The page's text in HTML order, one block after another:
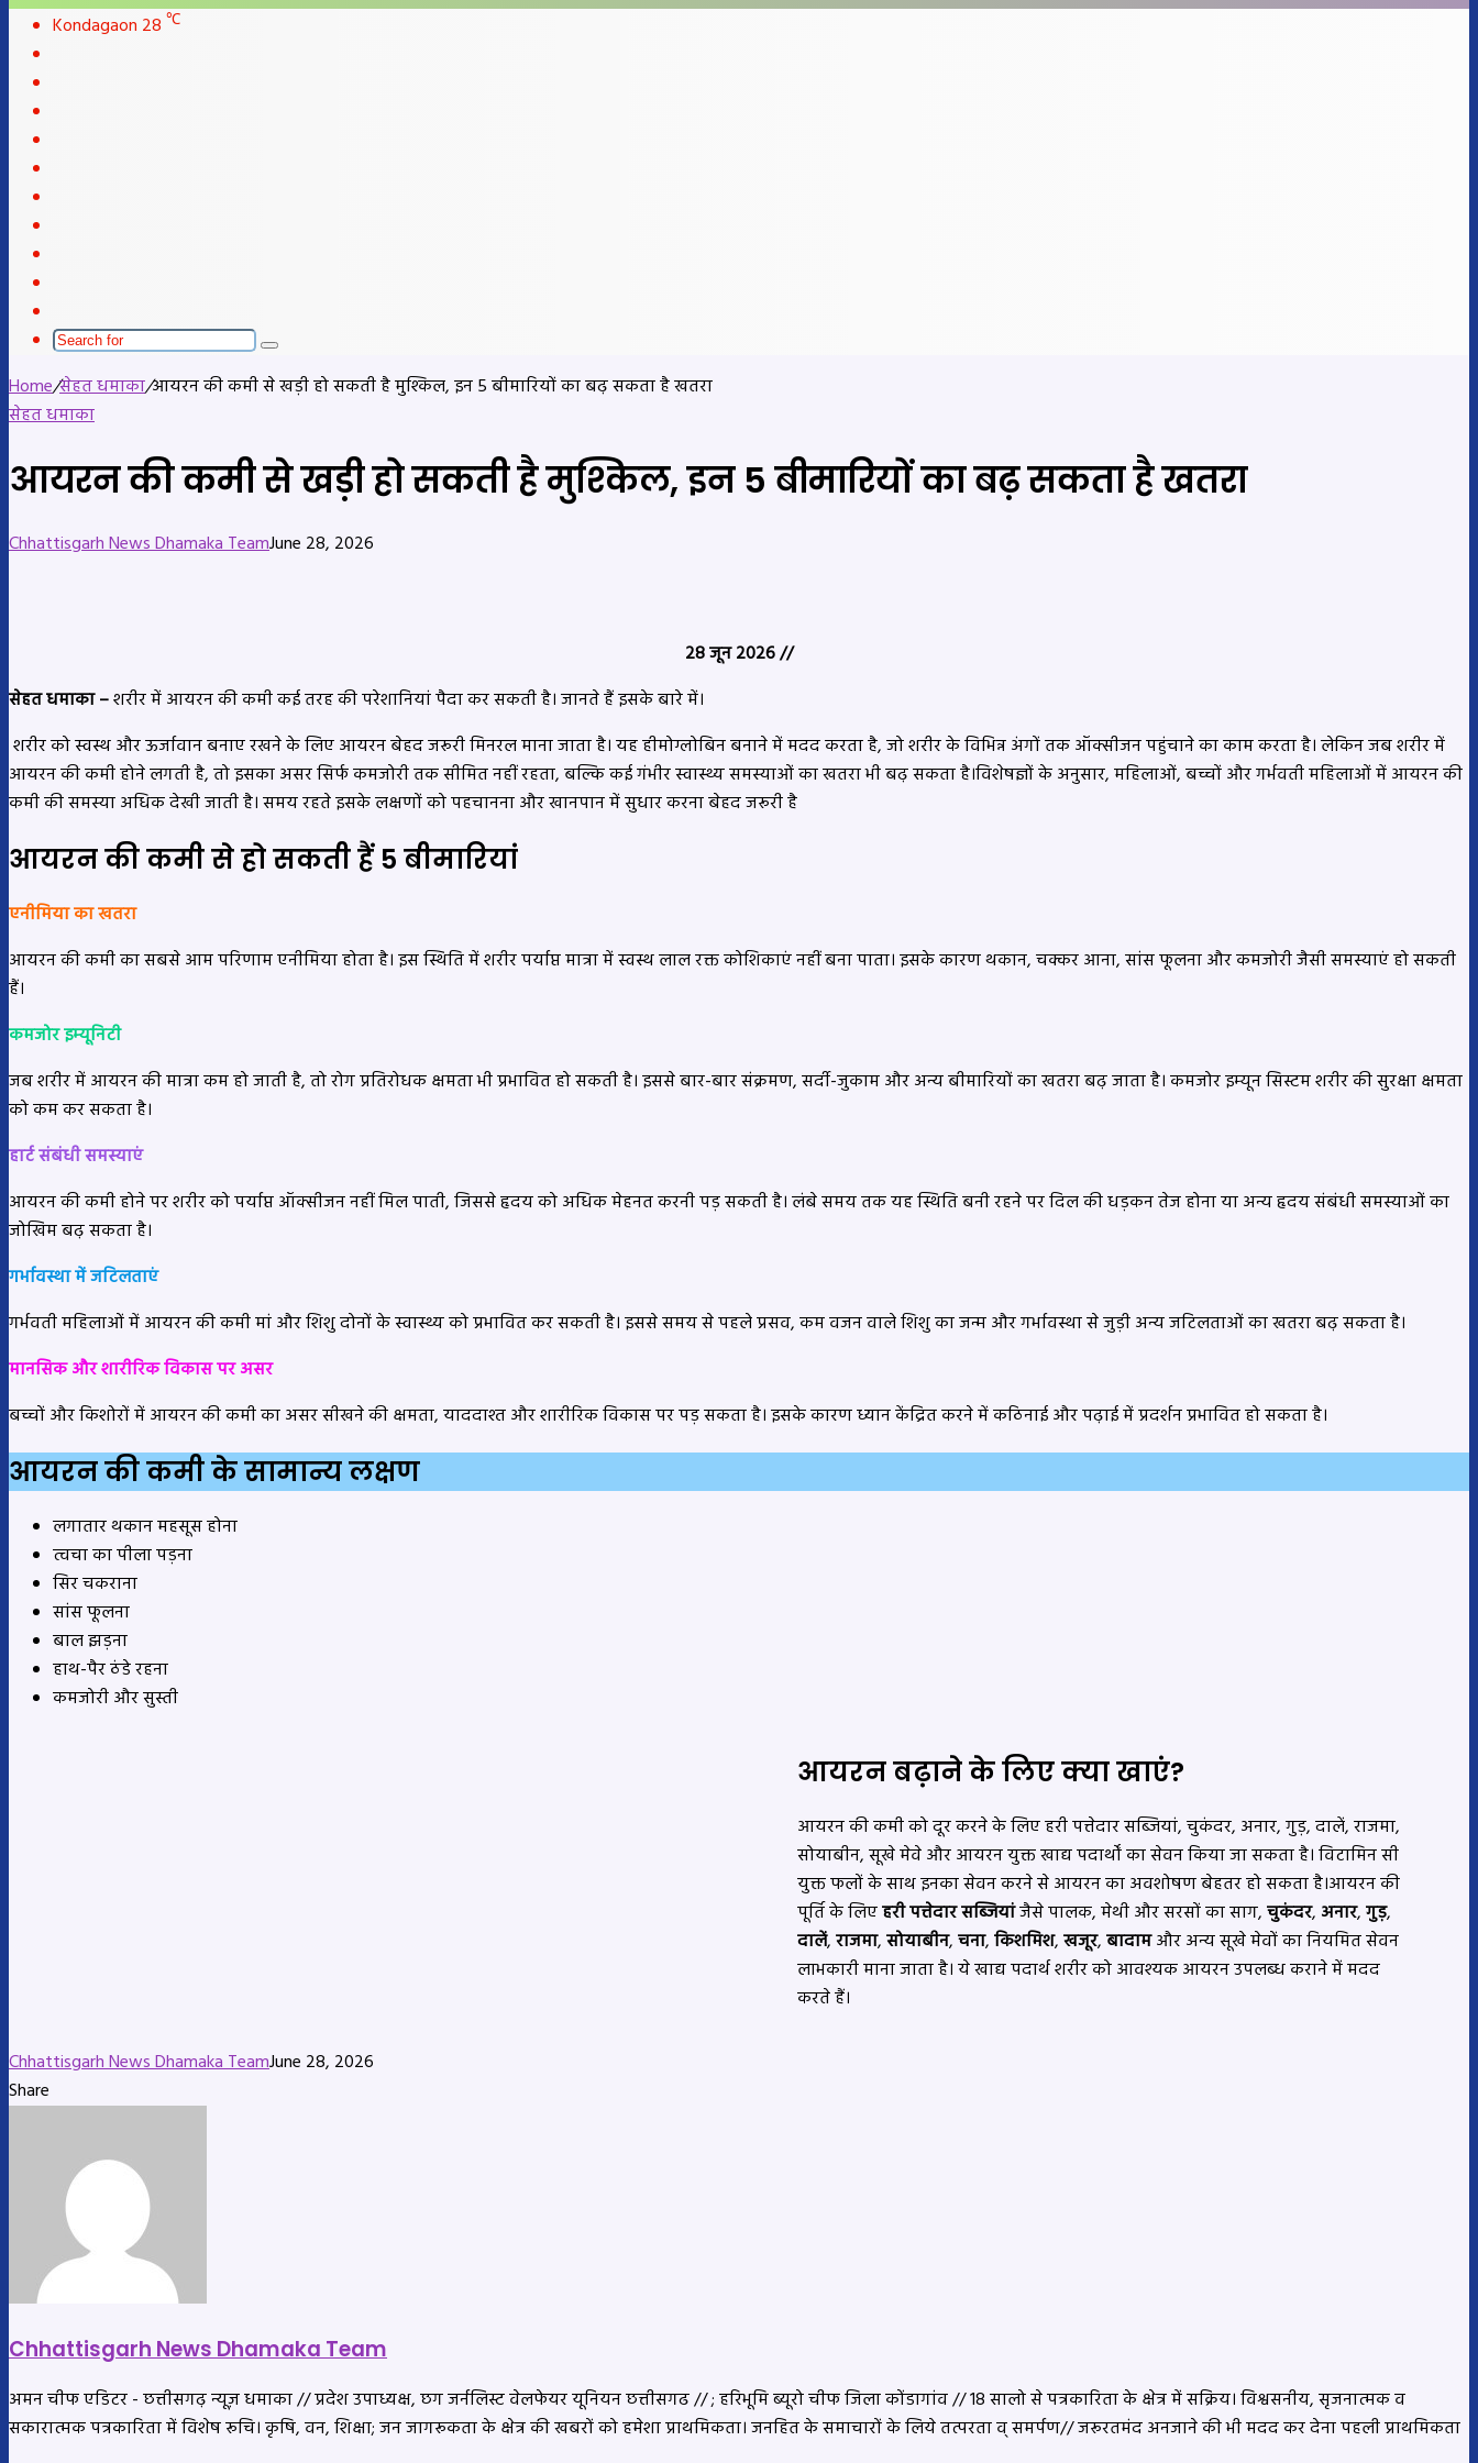
Kondagaon 28 ℃
skin
Search
Home/सेहत धमाका/आयरन की कमी से खड़ी हो सकती है मुश्किल, इन 5 बीमारियों का बढ़ सकता है खतरा
सेहत धमाका
आयरन की कमी से खड़ी हो सकती है मुश्किल, इन 5 बीमारियों का बढ़ सकता है खतरा
Chhattisgarh News Dhamaka TeamJune 28, 2026
28 जून 2026 //
सेहत धमाका –शरीर में आयरन की कमी कई तरह की परेशानियां पैदा कर सकती है। जानते हैं इसके बारे में।
शरीर को स्वस्थ और ऊर्जावान बनाए रखने के लिए आयरन बेहद जरूरी मिनरल माना जाता है। यह हीमोग्लोबिन बनाने में मदद करता है, जो शरीर के विभिन्न अंगों तक ऑक्सीजन पहुंचाने का काम करता है। लेकिन जब शरीर में
आयरन की कमी होने लगती है, तो इसका असर सिर्फ कमजोरी तक सीमित नहीं रहता, बल्कि कई गंभीर स्वास्थ्य समस्याओं का खतरा भी बढ़ सकता है।विशेषज्ञों के अनुसार, महिलाओं, बच्चों और गर्भवती महिलाओं में आयरन की
कमी की समस्या अधिक देखी जाती है। समय रहते इसके लक्षणों को पहचानना और खानपान में सुधार करना बेहद जरूरी है
आयरन की कमी से हो सकती हैं 5 बीमारियां
एनीमिया का खतरा
आयरन की कमी का सबसे आम परिणाम एनीमिया होता है। इस स्थिति में शरीर पर्याप्त मात्रा में स्वस्थ लाल रक्त कोशिकाएं नहीं बना पाता। इसके कारण थकान, चक्कर आना, सांस फूलना और कमजोरी जैसी समस्याएं हो सकती
हैं।
कमजोर इम्यूनिटी
जब शरीर में आयरन की मात्रा कम हो जाती है, तो रोग प्रतिरोधक क्षमता भी प्रभावित हो सकती है। इससे बार-बार संक्रमण, सर्दी-जुकाम और अन्य बीमारियों का खतरा बढ़ जाता है। कमजोर इम्यून सिस्टम शरीर की सुरक्षा क्षमता
को कम कर सकता है।
हार्ट संबंधी समस्याएं
आयरन की कमी होने पर शरीर को पर्याप्त ऑक्सीजन नहीं मिल पाती, जिससे हृदय को अधिक मेहनत करनी पड़ सकती है। लंबे समय तक यह स्थिति बनी रहने पर दिल की धड़कन तेज होना या अन्य हृदय संबंधी समस्याओं का
जोखिम बढ़ सकता है।
गर्भावस्था में जटिलताएं
गर्भवती महिलाओं में आयरन की कमी मां और शिशु दोनों के स्वास्थ्य को प्रभावित कर सकती है। इससे समय से पहले प्रसव, कम वजन वाले शिशु का जन्म और गर्भावस्था से जुड़ी अन्य जटिलताओं का खतरा बढ़ सकता है।
मानसिक और शारीरिक विकास पर असर
बच्चों और किशोरों में आयरन की कमी का असर सीखने की क्षमता, याददाश्त और शारीरिक विकास पर पड़ सकता है। इसके कारण ध्यान केंद्रित करने में कठिनाई और पढ़ाई में प्रदर्शन प्रभावित हो सकता है।
आयरन की कमी के सामान्य लक्षण
लगातार थकान महसूस होना
त्वचा का पीला पड़ना
सिर चकराना
सांस फूलना
बाल झड़ना
हाथ-पैर ठंडे रहना
कमजोरी और सुस्ती
आयरन बढ़ाने के लिए क्या खाएं?
आयरन की कमी को दूर करने के लिए हरी पत्तेदार सब्जियां, चुकंदर, अनार, गुड़, दालें, राजमा,
सोयाबीन, सूखे मेवे और आयरन युक्त खाद्य पदार्थों का सेवन किया जा सकता है। विटामिन सी
युक्त फलों के साथ इनका सेवन करने से आयरन का अवशोषण बेहतर हो सकता है।आयरन की
पूर्ति के लिएहरी पत्तेदार सब्जियांजैसे पालक, मेथी और सरसों का साग,चुकंदर, अनार,गुड़,
दालें,राजमा,सोयाबीन,चना,किशमिश,खजूर,बादामऔर अन्य सूखे मेवों का नियमित सेवन
लाभकारी माना जाता है। ये खाद्य पदार्थ शरीर को आवश्यक आयरन उपलब्ध कराने में मदद
करते हैं।
Chhattisgarh News Dhamaka TeamJune 28, 2026
Share
Chhattisgarh News Dhamaka Team
अमन चीफ एडिटर - छत्तीसगढ़ न्यूज़ धमाका // प्रदेश उपाध्यक्ष, छग जर्नलिस्ट वेलफेयर यूनियन छत्तीसगढ // ; हरिभूमि ब्यूरो चीफ जिला कोंडागांव // 18 सालो से पत्रकारिता के क्षेत्र में सक्रिय। विश्वसनीय, सृजनात्मक व
सकारात्मक पत्रकारिता में विशेष रूचि। कृषि, वन, शिक्षा; जन जागरूकता के क्षेत्र की खबरों को हमेशा प्राथमिकता। जनहित के समाचारों के लिये तत्परता व् समर्पण// जरूरतमंद अनजाने की भी मदद कर देना पहली प्राथमिकता